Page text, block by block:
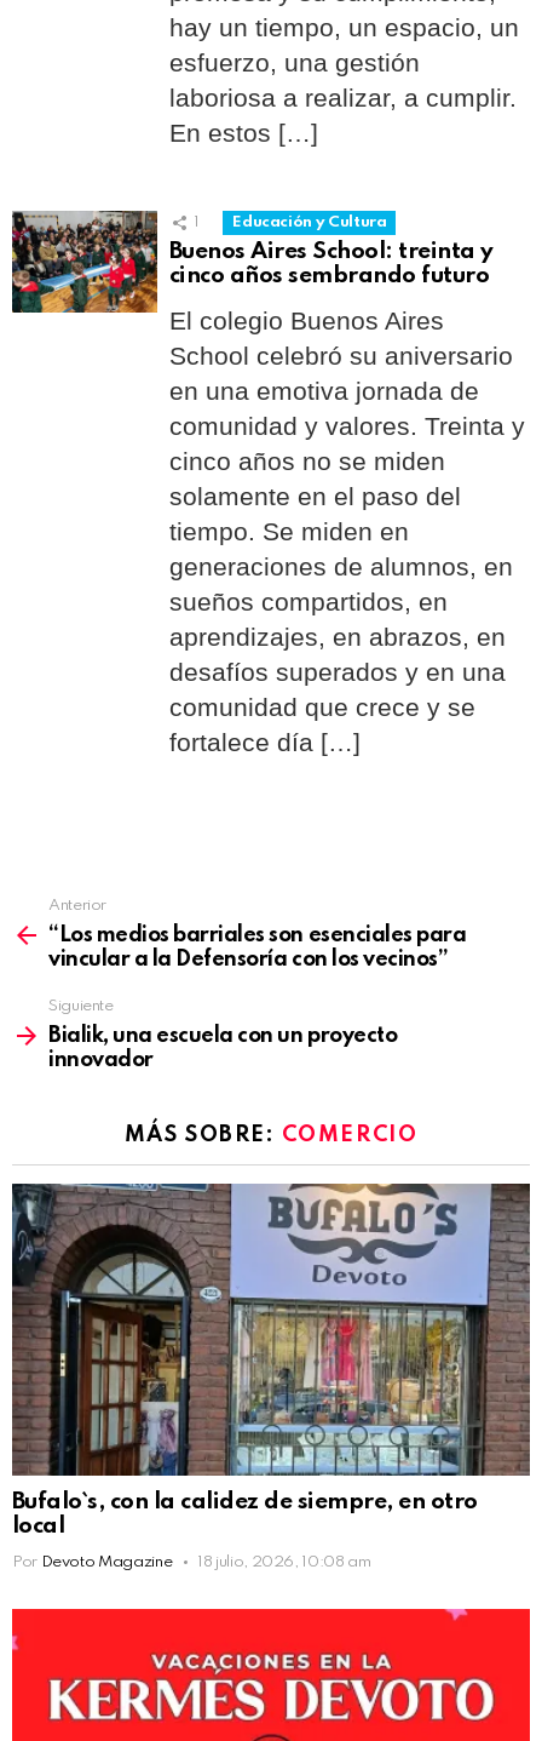
hay un tiempo, un espacio, un
esfuerzo, una gestión
laboriosa a realizar, a cumplir.
En estos […]
1 Educación y Cultura
Buenos Aires School: treinta y
cinco años sembrando futuro
El colegio Buenos Aires
School celebró su aniversario
en una emotiva jornada de
comunidad y valores. Treinta y
cinco años no se miden
solamente en el paso del
tiempo. Se miden en
generaciones de alumnos, en
sueños compartidos, en
aprendizajes, en abrazos, en
desafíos superados y en una
comunidad que crece y se
fortalece día […]
See
more
Anterior
“Los medios barriales son esenciales para
vincular a la Defensoría con los vecinos”
Siguiente
Bialik, una escuela con un proyecto
innovador
MÁS SOBRE: COMERCIO
Bufalo`s, con la calidez de siempre, en otro
local
Por Devoto Magazine 18 julio, 2026, 10:08 am